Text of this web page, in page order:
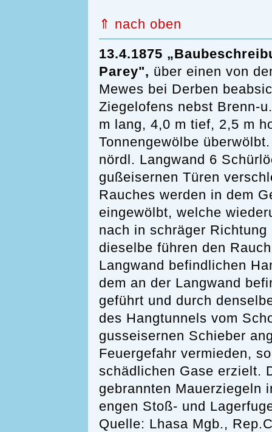
⇑ nach oben
13.4.1875
Parey", über einen von
Mewes bei Derben
Ziegelofens nebst Brenn-
m lang, 4,0 m tief, 2,5 m
Tonnengewölbe
nördl. Langwand 6
gußeisernen Türen
Rauches werden in dem
eingewölbt, welche
nach in schräger
dieselbe führen den
Langwand befindlichen
dem an der Langwand
geführt und durch
des Hangtunnels vom
gusseisernen Schieber
Feuergefahr vermieden,
schädlichen Gase erzielt.
gebrannten Mauerziegeln
engen Stoß- und
Quelle: Lhasa Mgb.,